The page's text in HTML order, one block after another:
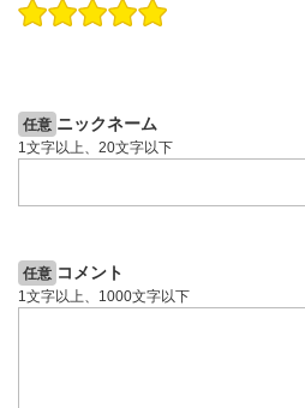
操作説明動画
任意 ニックネーム
1文字以上、20文字以下
任意 コメント
1文字以上、1000文字以下